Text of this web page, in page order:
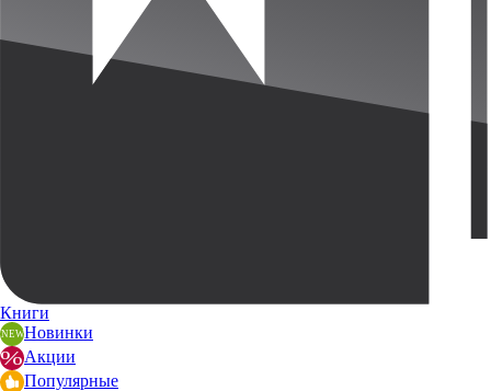
Книги
Новинки
Акции
Популярные